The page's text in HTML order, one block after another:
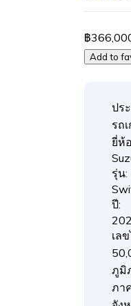
฿
Add to
ปร
รถ
ยี่ห้
รุ่น:
ปี:
เล
ภูมิ
ภา